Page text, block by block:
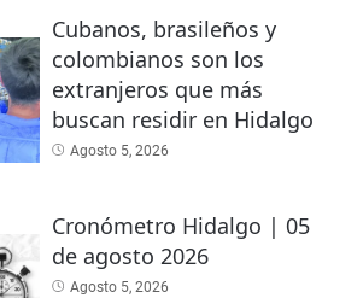
Cubanos, brasileños y
colombianos son los
extranjeros que más
buscan residir en Hidalgo
Agosto 5, 2026
Cronómetro Hidalgo | 05
de agosto 2026
Agosto 5, 2026